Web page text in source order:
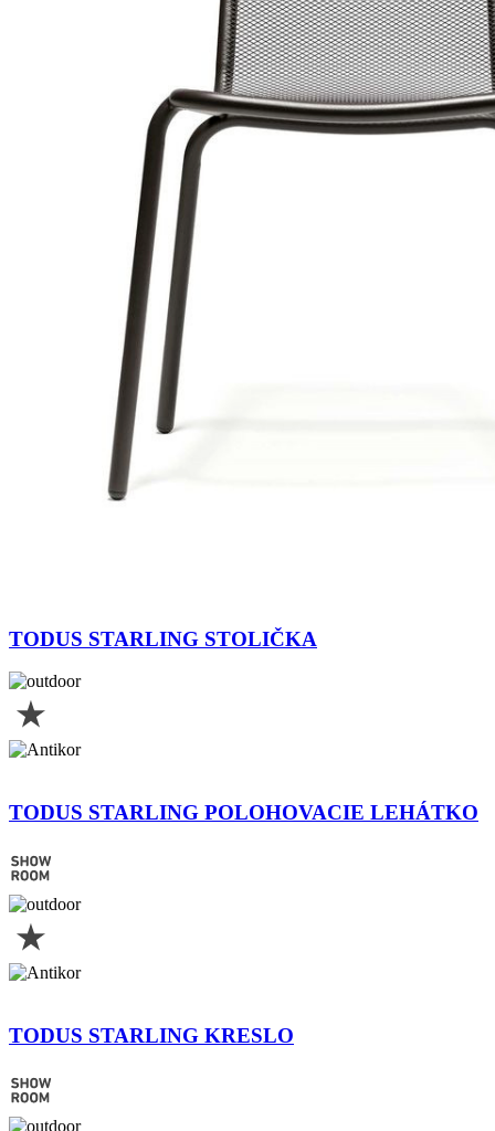
TODUS STARLING STOLIČKA
TODUS STARLING POLOHOVACIE LEHÁTKO
TODUS STARLING KRESLO